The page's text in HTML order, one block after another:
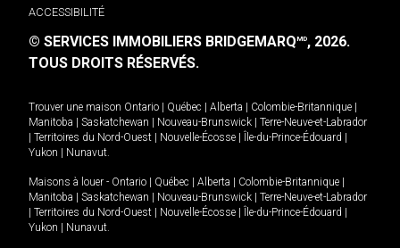
ACCESSIBILITÉ
© SERVICES IMMOBILIERS BRIDGEMARQMD, 2026.
TOUS DROITS RÉSERVÉS.
Trouver une maison Ontario Québec Alberta Colombie-Britannique
Manitoba
Saskatchewan Nouveau-Brunswick
Terre-Neuve-et-Labrador
Territoires du Nord-Ouest Nouvelle-Écosse Île-du-Prince-Édouard
Yukon
Nunavut.
Maisons à louer - Ontario Québec Alberta Colombie-Britannique
Manitoba
Saskatchewan Nouveau-Brunswick
Terre-Neuve-et-Labrador
Territoires du Nord-Ouest Nouvelle-Écosse Île-du-Prince-Édouard
Yukon
Nunavut.